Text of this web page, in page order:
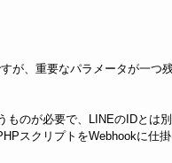
、重要なパラメータが一つ残
ものが必要で、LINEのIDとは
スクリプトをWebhookに仕